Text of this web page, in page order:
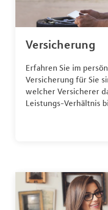
Versicherung
Erfahren Sie im
Versicherung für Sie
welcher Versicherer
Leistungs-Verhältnis